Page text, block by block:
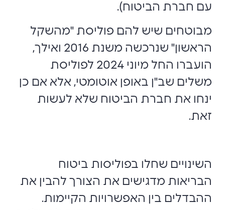
עם חברת הביטוח).
מבוטחים שיש להם פוליסת "מהשקל
הראשון" שנרכשה משנת 2016 ואילך,
הועברו החל מיוני 2024 לפוליסת
משלים שב"ן באופן אוטומטי, אלא אם כן
ינחו את חברת הביטוח שלא לעשות
זאת.
השינויים שחלו בפוליסות ביטוח
הבריאות מדגישים את הצורך להבין את
ההבדלים בין האפשרויות הקיימות.